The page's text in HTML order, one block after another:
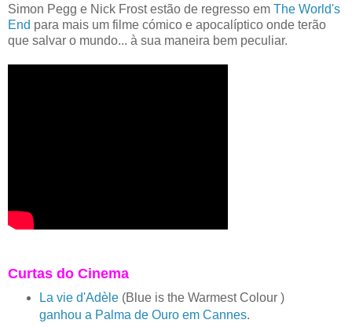
Simon Pegg e Nick Frost estão de regresso em The World's
End para mais um filme cómico e apocalíptico onde terão
que salvar o mundo... à sua maneira bem peculiar.
Curtas do Cinema
La vie d'Adèle(Blue is the Warmest Colour )
ganhou a Palma de Ouro em Cannes.